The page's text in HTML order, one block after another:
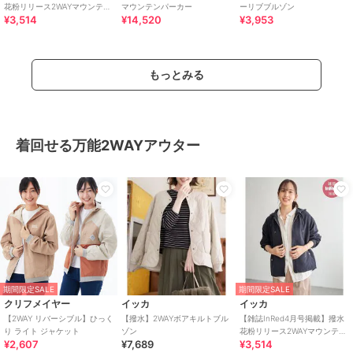
花粉リリース2WAYマウンテン
パーカー【親子コーデ】
¥3,514
マウンテンパーカー
¥14,520
ーリブブルゾン
¥3,953
もっとみる
着回せる万能2WAYアウター
期間限定SALE
クリフメイヤー
【2WAY リバーシブル】ひっく
り ライト ジャケット
¥2,607
イッカ
【撥水】2WAYボアキルトブル
ゾン
¥7,689
期間限定SALE
イッカ
【雑誌InRed4月号掲載】撥水
花粉リリース2WAYマウンテン
パーカー【親子コーデ】
¥3,514